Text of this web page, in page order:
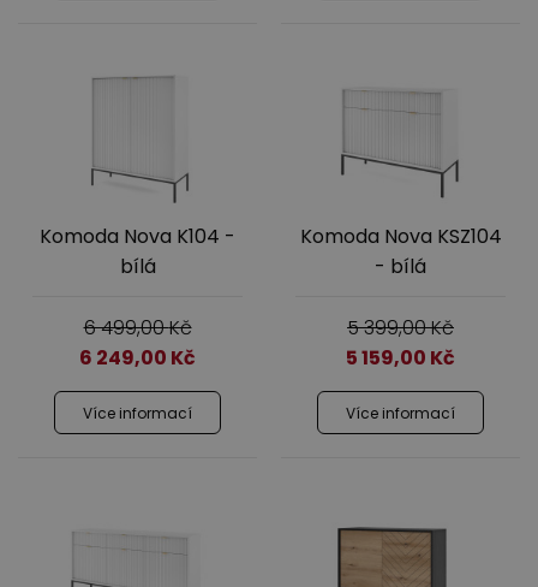
Komoda Nova K104 -
bílá
6 499,00Kč
6 249,00 Kč
Více informací
Komoda Nova KSZ104
- bílá
5 399,00Kč
5 159,00 Kč
Více informací